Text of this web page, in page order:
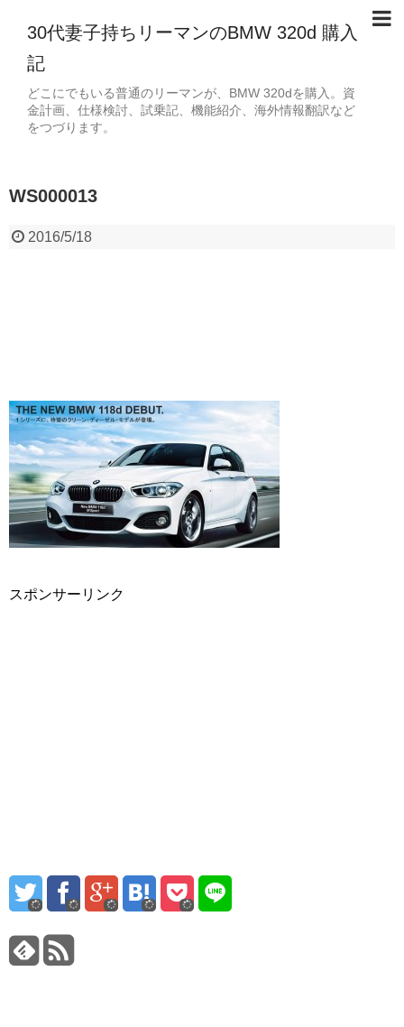
30代妻子持ちリーマンのBMW 320d 購入
記
どこにでもいる普通のリーマンが、BMW 320dを購入。資
金計画、仕様検討、試乗記、機能紹介、海外情報翻訳など
をつづります。
WS000013
2016/5/18
スポンサーリンク